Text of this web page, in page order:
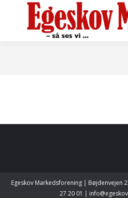
Egeskov Markedsforening | Bøjdenvejen
27 20 01 |